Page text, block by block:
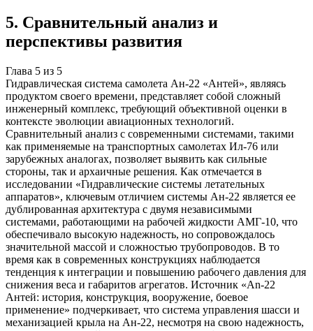
5. Сравнительный анализ и
перспективы развития
Глава 5 из 5
Гидравлическая система самолета Ан-22 «Антей», являясь
продуктом своего времени, представляет собой сложный
инженерный комплекс, требующий объективной оценки в
контексте эволюции авиационных технологий.
Сравнительный анализ с современными системами, такими
как применяемые на транспортных самолетах Ил-76 или
зарубежных аналогах, позволяет выявить как сильные
стороны, так и архаичные решения. Как отмечается в
исследовании «Гидравлические системы летательных
аппаратов», ключевым отличием системы Ан-22 является ее
дублированная архитектура с двумя независимыми
системами, работающими на рабочей жидкости АМГ-10, что
обеспечивало высокую надежность, но сопровождалось
значительной массой и сложностью трубопроводов. В то
время как в современных конструкциях наблюдается
тенденция к интеграции и повышению рабочего давления для
снижения веса и габаритов агрегатов. Источник «An-22
Антей: история, конструкция, вооружение, боевое
применение» подчеркивает, что система управления шасси и
механизацией крыла на Ан-22, несмотря на свою надежность,